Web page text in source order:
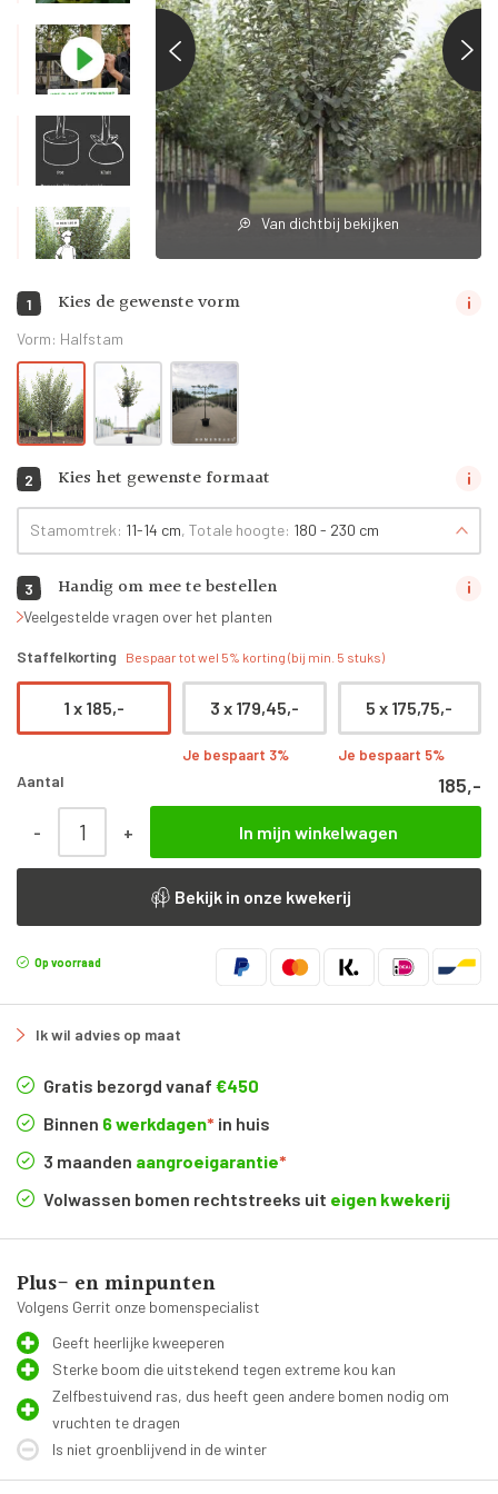
Van dichtbij bekijken
1 Kies de gewenste vorm
Vorm: Halfstam
2 Kies het gewenste formaat
Stamomtrek: 11-14 cm, Totale hoogte: 180 - 230 cm
3 Handig om mee te bestellen
Veelgestelde vragen over het planten
Staffelkorting Bespaar tot wel 5% korting (bij min. 5 stuks)
1 x 185,- 3 x 179,45,-
Je bespaart 3%
5 x 175,75,-
Je bespaart 5%
Aantal 185,-
- + In mijn winkelwagen
Bekijk in onze kwekerij
Op voorraad
Ik wil advies op maat
Gratis bezorgd vanaf €450
Binnen 6 werkdagen* in huis
3 maanden aangroeigarantie*
Volwassen bomen rechtstreeks uit eigen kwekerij
Plus- en minpunten
Volgens Gerrit onze bomenspecialist
Geeft heerlijke kweeperen
Sterke boom die uitstekend tegen extreme kou kan
Zelfbestuivend ras, dus heeft geen andere bomen nodig om
vruchten te dragen
Is niet groenblijvend in de winter